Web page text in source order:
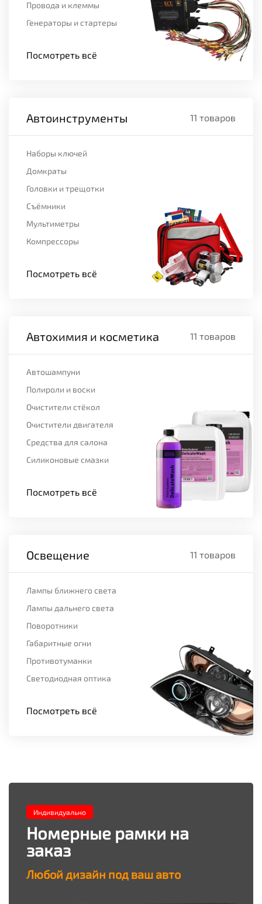
Провода и клеммы
Генераторы и стартеры
Посмотреть всё
Автоинструменты 11 товаров
Наборы ключей
Домкраты
Головки и трещотки
Съёмники
Мультиметры
Компрессоры
Посмотреть всё
Автохимия и косметика 11 товаров
Автошампуни
Полироли и воски
Очистители стёкол
Очистители двигателя
Средства для салона
Силиконовые смазки
Посмотреть всё
Освещение 11 товаров
Лампы ближнего света
Лампы дальнего света
Поворотники
Габаритные огни
Противотуманки
Светодиодная оптика
Посмотреть всё
Индивидуально
Номерные рамки на
заказ
Любой дизайн под ваш авто